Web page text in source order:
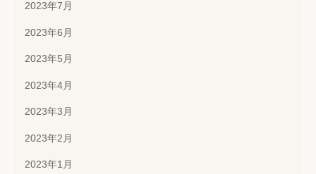
2023年7月
2023年6月
2023年5月
2023年4月
2023年3月
2023年2月
2023年1月